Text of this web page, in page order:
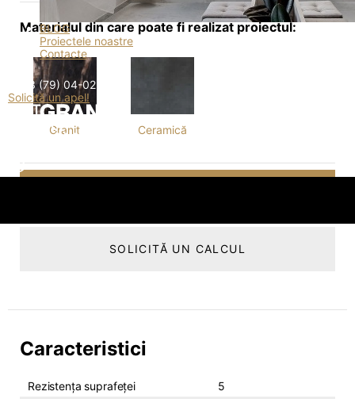
BLOG
Proiectele noastre
Contacte
+373 (79) 04-02-05
Solicită un apel!
Materialul din care poate fi realizat proiectul:
Granit Ceramică
SOLICITĂ UN CALCUL
Caracteristici
Rezistența suprafeței
5